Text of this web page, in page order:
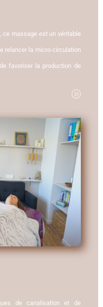
ce massage est un véritable
relancer la micro-circulation
favoriser la production de
A
de canalisation et de